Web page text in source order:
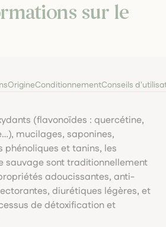
sur le
OrigineConditionnementConseils
(flavonoïdes : quercétine,
mucilages, saponines,
phénoliques et tanins, les
sauvage sont traditionnellement
adoucissantes, anti-
diurétiques légères, et
de détoxification et